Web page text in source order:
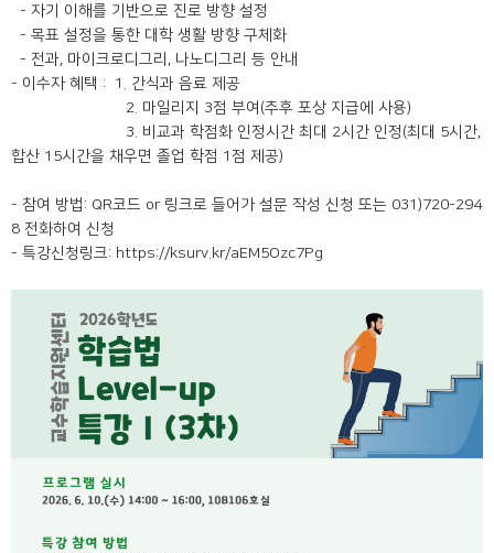
- 자기 이해를 기반으로 진로 방향 설정
- 목표 설정을 통한 대학 생활 방향 구체화
- 전과, 마이크로디그리, 나노디그리 등 안내
- 이수자 혜택 : 1. 간식과 음료 제공
2. 마일리지 3점 부여(추후 포상 지급에 사용)
3. 비교과 학점화 인정시간 최대 2시간 인정(최대 5시간,
합산 15시간을 채우면 졸업 학점 1점 제공)
- 참여 방법: QR코드 or 링크로 들어가 설문 작성 신청 또는 031)720-294
8 전화하여 신청
- 특강신청링크: https://ksurv.kr/aEM5Ozc7Pg